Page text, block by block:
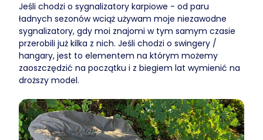
Jeśli chodzi o sygnalizatory karpiowe - od paru
ładnych sezonów wciąż używam moje niezawodne
sygnalizatory, gdy moi znajomi w tym samym czasie
przerobili już kilka z nich. Jeśli chodzi o swingery /
hangary, jest to elementem na którym możemy
zaoszczędzić na początku i z biegiem lat wymienić na
droższy model.